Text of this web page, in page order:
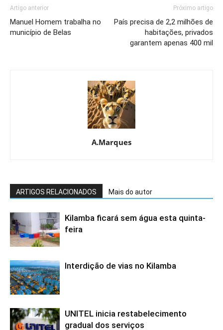
Artigo anterior
Manuel Homem trabalha no
município de Belas
Próximo artigo
País precisa de 2,2 milhões de
habitações, privados
garantem apenas 400 mil
A.Marques
ARTIGOS RELACIONADOS Mais do autor
Kilamba ficará sem água esta quinta-
feira
Interdição de vias no Kilamba
UNITEL inicia restabelecimento
gradual dos serviços